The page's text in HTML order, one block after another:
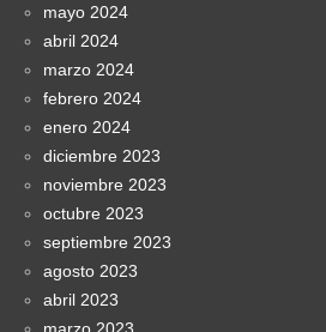
mayo 2024
abril 2024
marzo 2024
febrero 2024
enero 2024
diciembre 2023
noviembre 2023
octubre 2023
septiembre 2023
agosto 2023
abril 2023